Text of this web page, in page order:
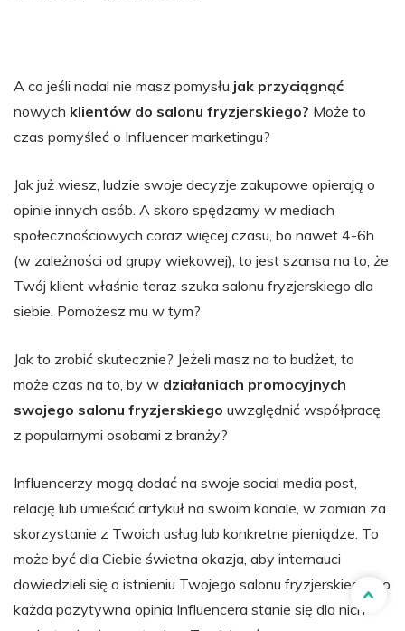
A co jeśli nadal nie masz pomysłu jak przyciągnąć
nowych klientów do salonu fryzjerskiego? Może to
czas pomyśleć o Influencer marketingu?
Jak już wiesz, ludzie swoje decyzje zakupowe opierają o
opinie innych osób. A skoro spędzamy w mediach
społecznościowych coraz więcej czasu, bo nawet 4-6h
(w zależności od grupy wiekowej), to jest szansa na to, że
Twój klient właśnie teraz szuka salonu fryzjerskiego dla
siebie. Pomożesz mu w tym?
Jak to zrobić skutecznie? Jeżeli masz na to budżet, to
może czas na to, by w działaniach promocyjnych
swojego salonu fryzjerskiego uwzględnić współpracę
z popularnymi osobami z branży?
Influencerzy mogą dodać na swoje social media post,
relację lub umieścić artykuł na swoim kanale, w zamian za
skorzystanie z Twoich usług lub konkretne pieniądze. To
może być dla Ciebie świetna okazja, aby internauci
dowiedzieli się o istnieniu Twojego salonu fryzjerskiego, bo
każda pozytywna opinia Influencera stanie się dla nich